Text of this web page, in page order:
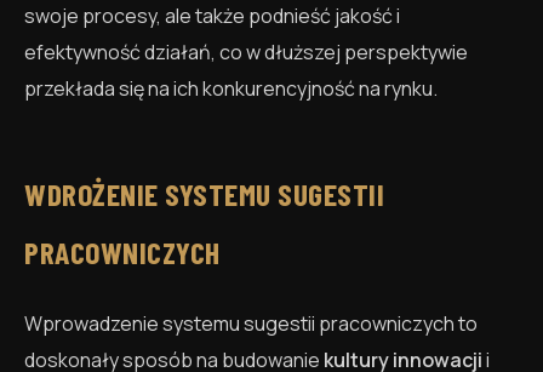
swoje procesy, ale także podnieść jakość i
efektywność działań, co w dłuższej perspektywie
przekłada się na ich konkurencyjność na rynku.
WDROŻENIE SYSTEMU SUGESTII
PRACOWNICZYCH
Wprowadzenie systemu sugestii pracowniczych to
doskonały sposób na budowanie kultury innowacjii